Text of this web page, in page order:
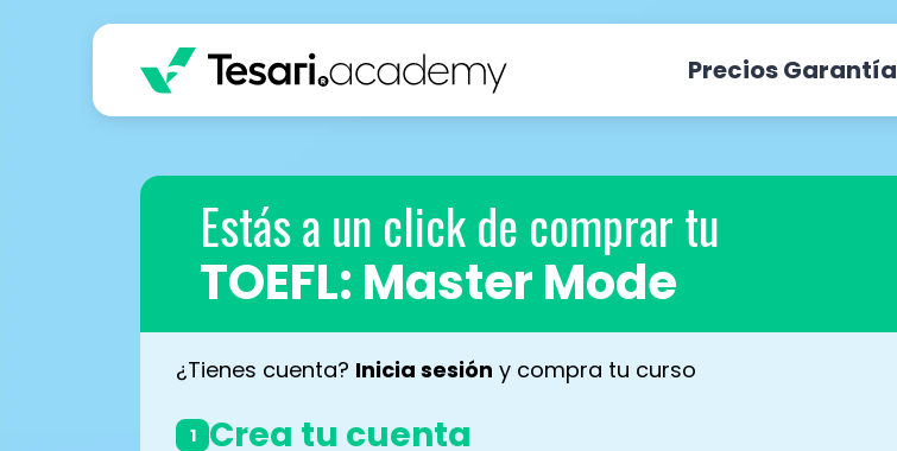
PreciosGarantía
Estás a un click de comprar tu
TOEFL: Master Mode
¿Tienes cuenta? Inicia sesión y compra tu curso
1 Crea tu cuenta